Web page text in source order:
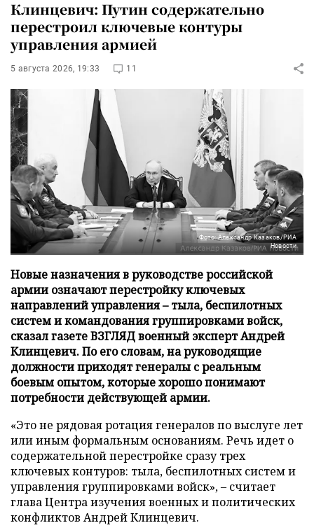
Клинцевич: Путин содержательно
перестроил ключевые контуры
управления армией
5 августа 2026, 19:33 11
Фото: Александр Казаков/РИА
Новости
Новые назначения в руководстве российской
армии означают перестройку ключевых
направлений управления – тыла, беспилотных
систем и командования группировками войск,
сказал газете ВЗГЛЯД военный эксперт Андрей
Клинцевич. По его словам, на руководящие
должности приходят генералы с реальным
боевым опытом, которые хорошо понимают
потребности действующей армии.
«Это не рядовая ротация генералов по выслуге лет
или иным формальным основаниям. Речь идет о
содержательной перестройке сразу трех
ключевых контуров: тыла, беспилотных систем и
управления группировками войск», – считает
глава Центра изучения военных и политических
конфликтов Андрей Клинцевич.